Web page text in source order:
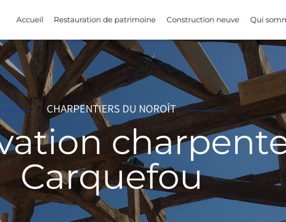
Accueil Restauration de patrimoine Construction neuve Qui
CHARPENTIERS DU NOROÎT
Carquefou